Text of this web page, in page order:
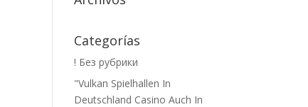
Categorías
! Без рубрики
"Vulkan Spielhallen In
Deutschland Casino Auch In